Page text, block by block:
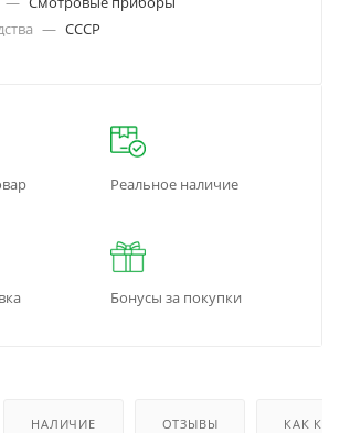
— СССР
Реальное наличие
Бонусы за покупки
НАЛИЧИЕ ОТЗЫВЫ КАК